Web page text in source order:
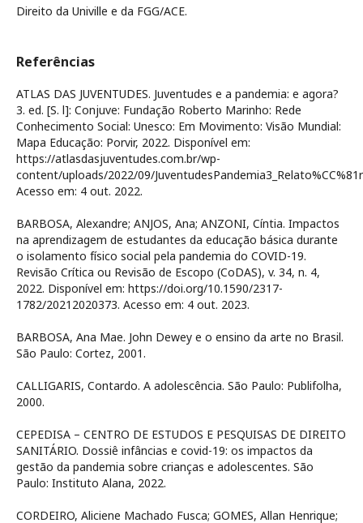
Direito da Univille e da FGG/ACE.
Referências
ATLAS DAS JUVENTUDES. Juventudes e a pandemia: e agora?
3. ed. [S. l]: Conjuve: Fundação Roberto Marinho: Rede
Conhecimento Social: Unesco: Em Movimento: Visão Mundial:
Mapa Educação: Porvir, 2022. Disponível em:
https://atlasdasjuventudes.com.br/wp-
content/uploads/2022/09/
Acesso em: 4 out. 2022.
BARBOSA, Alexandre; ANJOS, Ana; ANZONI, Cíntia. Impactos
na aprendizagem de estudantes da educação básica durante
o isolamento físico social pela pandemia do COVID-19.
Revisão Crítica ou Revisão de Escopo (CoDAS), v. 34, n. 4,
2022. Disponível em: https://doi.org/10.1590/2317-
1782/20212020373. Acesso em: 4 out. 2023.
BARBOSA, Ana Mae. John Dewey e o ensino da arte no Brasil.
São Paulo: Cortez, 2001.
CALLIGARIS, Contardo. A adolescência. São Paulo: Publifolha,
2000.
CEPEDISA – CENTRO DE ESTUDOS E PESQUISAS DE DIREITO
SANITÁRIO. Dossiê infâncias e covid-19: os impactos da
gestão da pandemia sobre crianças e adolescentes. São
Paulo: Instituto Alana, 2022.
CORDEIRO, Aliciene Machado Fusca; GOMES, Allan Henrique;